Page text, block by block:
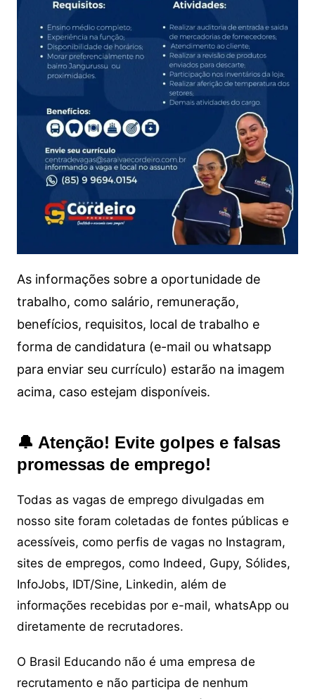
As informações sobre a oportunidade de
trabalho, como salário, remuneração,
benefícios, requisitos, local de trabalho e
forma de candidatura (e-mail ou whatsapp
para enviar seu currículo) estarão na imagem
acima, caso estejam disponíveis.
🔔 Atenção! Evite golpes e falsas
promessas de emprego!
Todas as vagas de emprego divulgadas em
nosso site foram coletadas de fontes públicas e
acessíveis, como perfis de vagas no Instagram,
sites de empregos, como Indeed, Gupy, Sólides,
InfoJobs, IDT/Sine, Linkedin, além de
informações recebidas por e-mail, whatsApp ou
diretamente de recrutadores.
O Brasil Educando não é uma empresa de
recrutamento e não participa de nenhum